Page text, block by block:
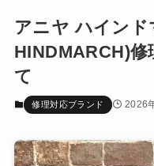
アニヤ ハインド
HINDMARCH)
て
修理対応ブランド 2026